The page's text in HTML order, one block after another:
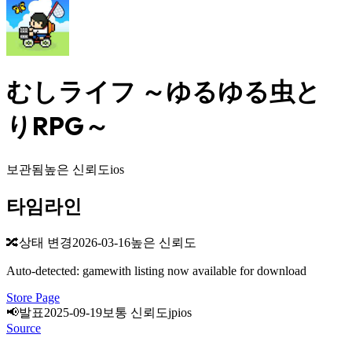
むしライフ ～ゆるゆる虫と
りRPG～
보관됨높은 신뢰도ios
타임라인
🔀상태 변경2026-03-16높은 신뢰도
Auto-detected: gamewith listing now available for download
Store Page
📢발표2025-09-19보통 신뢰도jpios
Source